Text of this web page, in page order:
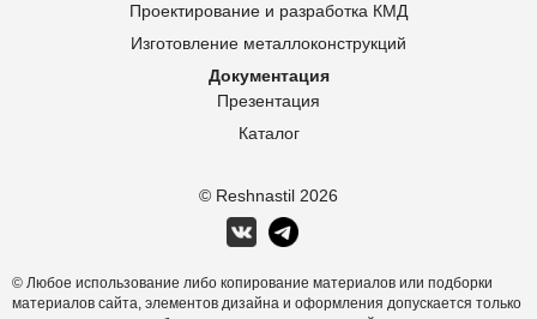
© Reshnastil 2026
Проектирование и разработка КМД
Изготовление металлоконструкций
Документация
Презентация
Каталог
© Любое использование либо копирование материалов или подборки
материалов сайта, элементов дизайна и оформления допускается только